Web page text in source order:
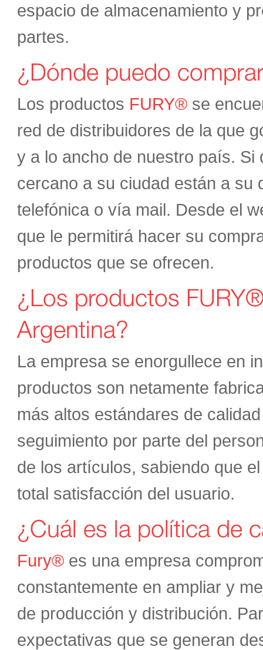
espacio de almacenamiento y
partes.
¿Dónde puedo
Los productos FURY® se
red de distribuidores de la que
y a lo ancho de nuestro país.
cercano a su ciudad están a su
telefónica o vía mail. Desde el
que le permitirá hacer su
productos que se ofrecen.
¿Los productos
Argentina?
La empresa se enorgullece en
productos son netamente
más altos estándares de
seguimiento por parte del
de los artículos, sabiendo que
total satisfacción del usuario.
¿Cuál es la política de
Fury® es una empresa
constantemente en ampliar y
de producción y distribución.
expectativas que se generan